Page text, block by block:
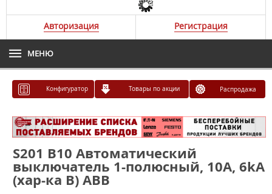
Авторизация Регистрация
МЕНЮ
Конфигуратор Товары по акции Распродажа
S201 B10 Автоматический
выключатель 1-полюсный, 10А, 6kA
(хар-ка B) ABB